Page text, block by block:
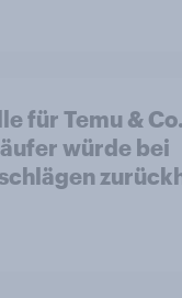
für Temu &
würde bei
zurückhaltender